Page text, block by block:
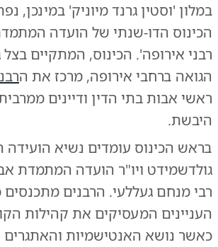
במלון 'וסטין גרנד מיוניק' במינכן,
הכינוס הדו-שנתי של הועדה
רבני אירופה'. הכינוס, המתקיים בצל
הגואה ברחבי אירופה, מרכז את ה
ראשי אבות בתי הדין ודיינים
היבשת.
בראש הכינוס עומדים נשיא הועידה
גולדשמידט ויו"ר הועדה המתמדת
רבי מנחם געללעי. הרבנים מתכנסים
העניינים המעסיקים את קהילות
כאשר נושא האנטישמיות והאתגרים